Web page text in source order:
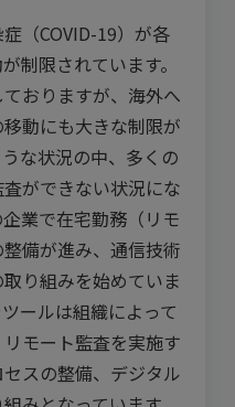
（COVID-19）が各
制限されています。
おりますが、海外へ
動にも大きな制限が
な状況の中、多くの
ができない状況にな
業で在宅勤務（リモ
備が進み、通信技術
り組みを始めていま
ールは組織によって
モート監査を実施す
スの整備、デジタル